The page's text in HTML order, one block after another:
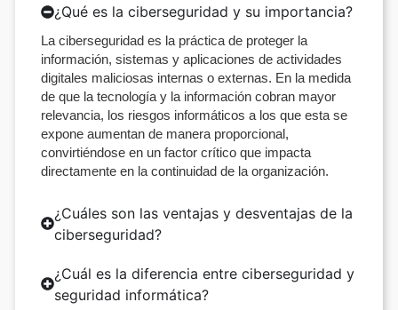
¿Qué es la ciberseguridad y su importancia?
La ciberseguridad es la práctica de proteger la
información, sistemas y aplicaciones de actividades
digitales maliciosas internas o externas. En la medida
de que la tecnología y la información cobran mayor
relevancia, los riesgos informáticos a los que esta se
expone aumentan de manera proporcional,
convirtiéndose en un factor crítico que impacta
directamente en la continuidad de la organización.
¿Cuáles son las ventajas y desventajas de la
ciberseguridad?
¿Cuál es la diferencia entre ciberseguridad y
seguridad informática?